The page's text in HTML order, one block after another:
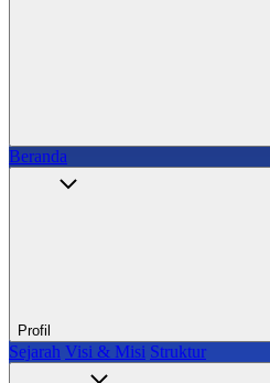
Beranda
Profil
Sejarah Visi & Misi Struktur